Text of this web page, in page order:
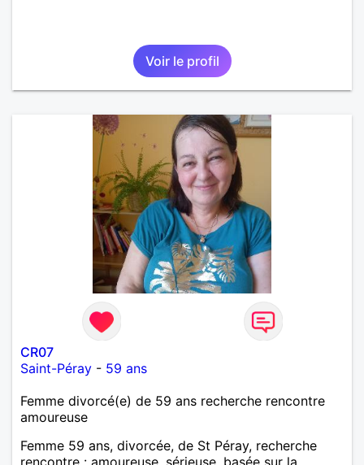
Voir le profil
CR07
Saint-Péray - 59 ans
Femme divorcé(e) de 59 ans recherche rencontre
amoureuse
Femme 59 ans, divorcée, de St Péray, recherche
rencontre : amoureuse, sérieuse, basée sur la